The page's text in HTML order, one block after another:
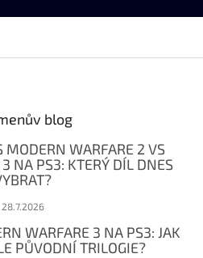
blog
MODERN WARFARE 2 VS
NA PS3: KTERÝ DÍL DNES
28.7.2026
WARFARE 3 NA PS3: JAK
PŮVODNÍ TRILOGIE?